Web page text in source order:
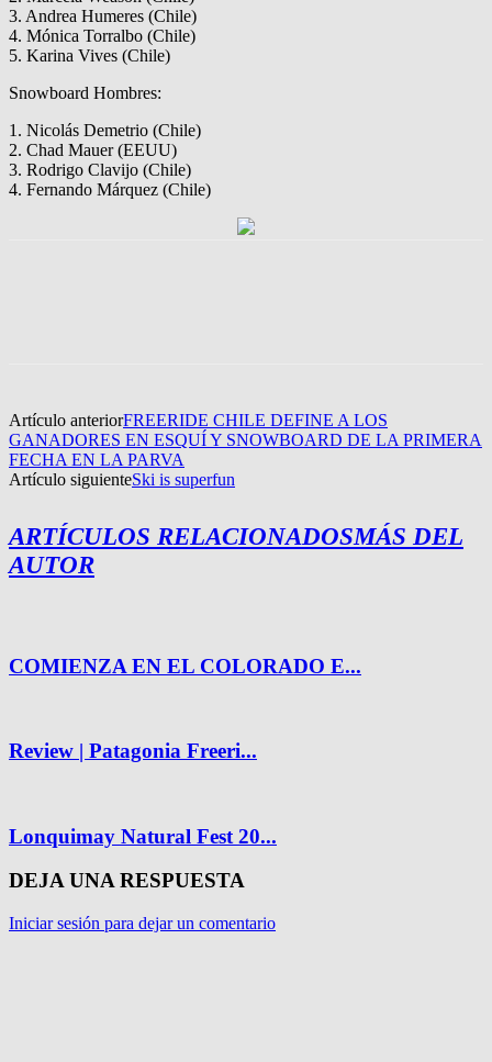
3. Andrea Humeres (Chile)
4. Mónica Torralbo (Chile)
5. Karina Vives (Chile)
Snowboard Hombres:
1. Nicolás Demetrio (Chile)
2. Chad Mauer(EEUU)
3. Rodrigo Clavijo (Chile)
4. Fernando Márquez (Chile)
Artículo anteriorFREERIDE CHILE DEFINE A LOS
GANADORES EN ESQUÍ Y SNOWBOARD DE LA PRIMERA
FECHA EN LA PARVA
Artículo siguienteSki is superfun
ARTÍCULOS RELACIONADOSMÁS DEL
AUTOR
COMIENZA EN EL COLORADO E...
Review | Patagonia Freeri...
Lonquimay Natural Fest 20...
DEJA UNA RESPUESTA
Iniciar sesión para dejar un comentario